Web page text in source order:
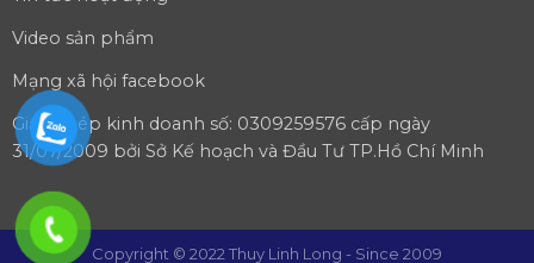
Video sản phẩm
Mạng xã hội facebook
Giấy phép kinh doanh số: 0309259576 cấp ngày
31/07/2009 bởi Sở Kế hoạch và Đầu Tư TP.Hồ Chí Minh
Copyright © 2022 Thuy Linh Long - Since 2009